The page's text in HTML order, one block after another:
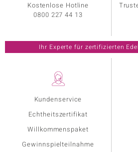
Kundenservice
Echtheitszertifikat
Willkommenspaket
Gewinnspielteilnahme
Kostenlose Hotline
0800 227 44 13
Ihr Experte für zertifizierten